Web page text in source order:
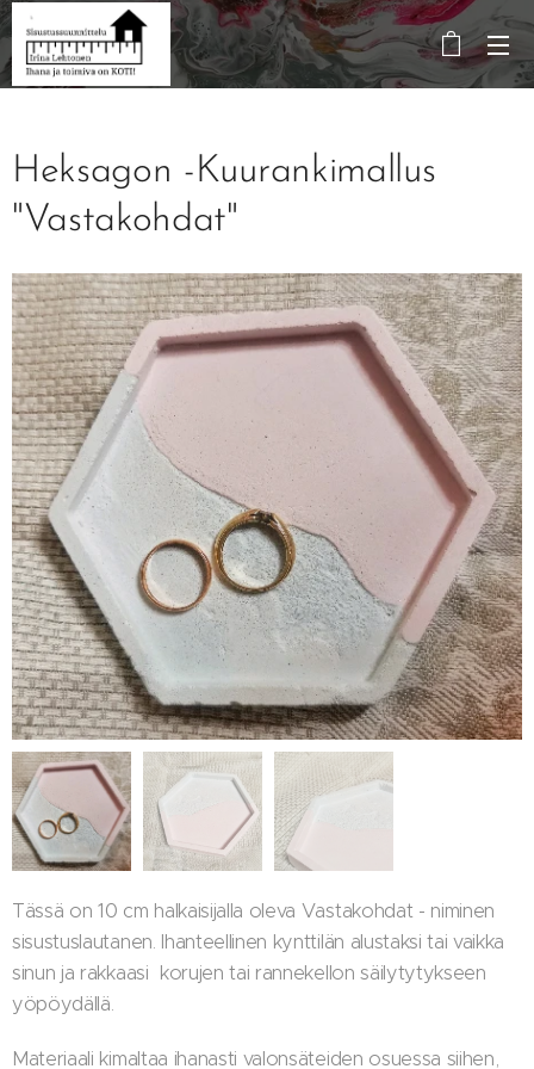
Heksagon -Kuurankimallus
"Vastakohdat"
Tässä on 10 cm halkaisijalla oleva Vastakohdat - niminen
sisustuslautanen. Ihanteellinen kynttilän alustaksi tai vaikka
sinun ja rakkaasi korujen tai rannekellon säilytytykseen
yöpöydällä.
Materiaali kimaltaa ihanasti valonsäteiden osuessa siihen,